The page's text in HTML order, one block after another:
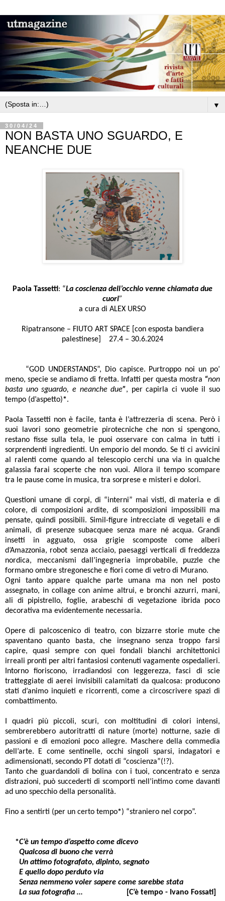
▼
30/04/24
NON BASTA UNO SGUARDO, E
NEANCHE DUE
Paola Tassetti: “La coscienza dell’occhio venne chiamata due
cuori”
a cura di ALEX URSO
Ripatransone – FIUTO ART SPACE [con esposta bandiera
palestinese]
27.4 – 30.6.2024
“GOD UNDERSTANDS”, Dio capisce. Purtroppo noi un po’
meno, specie se andiamo di fretta. Infatti per questa mostra “non
basta uno sguardo, e neanche due”, per capirla ci vuole il suo
tempo (d’aspetto)*.
Paola Tassetti non è facile, tanta è l’attrezzeria di scena. Però i
suoi lavori sono geometrie pirotecniche che non si spengono,
restano fisse sulla tela, le puoi osservare con calma in tutti i
sorprendenti ingredienti. Un emporio del mondo. Se ti ci avvicini
al ralenti come quando al telescopio cerchi una via in qualche
galassia farai scoperte che non vuoi. Allora il tempo scompare
tra le pause come in musica, tra sorprese e misteri e dolori.
Questioni umane di corpi, di “interni” mai visti, di materia e di
colore, di composizioni ardite, di scomposizioni impossibili ma
pensate, quindi possibili. Simil-figure intrecciate di vegetali e di
animali, di presenze subacquee senza mare né acqua. Grandi
insetti in agguato, ossa grigie scomposte come alberi
d’Amazzonia, robot senza acciaio, paesaggi verticali di freddezza
nordica, meccanismi dall’ingegneria improbabile, puzzle che
formano ombre stregonesche e fiori come di vetro di Murano.
Ogni tanto appare qualche parte umana ma non nel posto
assegnato, in collage con anime altrui, e bronchi azzurri, mani,
ali di pipistrello, foglie, arabeschi di vegetazione ibrida poco
decorativa ma evidentemente necessaria.
Opere di palcoscenico di teatro, con bizzarre storie mute che
spaventano quanto basta, che insegnano senza troppo farsi
capire, quasi sempre con quei fondali bianchi architettonici
irreali pronti per altri fantasiosi contenuti vagamente ospedalieri.
Intorno fioriscono, irradiandosi con leggerezza, fasci di scie
tratteggiate di aerei invisibili calamitati da qualcosa: producono
stati d’animo inquieti e ricorrenti, come a circoscrivere spazi di
combattimento.
I quadri più piccoli, scuri, con moltitudini di colori intensi,
sembrerebbero autoritratti di nature (morte) notturne, sazie di
passioni e di emozioni poco allegre. Maschere della commedia
dell’arte. E come sentinelle, occhi singoli sparsi, indagatori e
adimensionati, secondo PT dotati di “coscienza”(!?).
Tanto che guardandoli di bolina con i tuoi, concentrato e senza
distrazioni, può succederti di scomporti nell’intimo come davanti
ad uno specchio della personalità.
Fino a sentirti (per un certo tempo*) “straniero nel corpo”.
*C’è un tempo d’aspetto come dicevo
Qualcosa di buono che verrà
Un attimo fotografato, dipinto, segnato
E quello dopo perduto via
Senza nemmeno voler sapere come sarebbe stata
La sua fotografia …
[C’è tempo - Ivano Fossati]